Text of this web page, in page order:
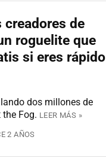
creadores de
roguelite que
si eres rápido
dos millones de
Fog. LEER MÁS »
2 AÑOS